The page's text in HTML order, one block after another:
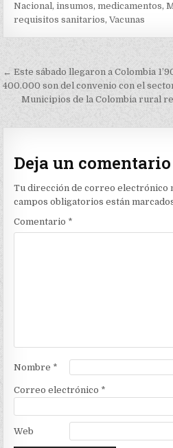
Nacional,insumos,medicamentos,
requisitos sanitarios,Vacunas
Navegación
de
entradas
← Este sábado llegaron a Colombia
400.000 son del convenio con el
Municipios de la Colombia rural
Deja un comentario
Tu dirección de correo electrónico
campos obligatorios están
Comentario *
Nombre *
Correo electrónico *
Web